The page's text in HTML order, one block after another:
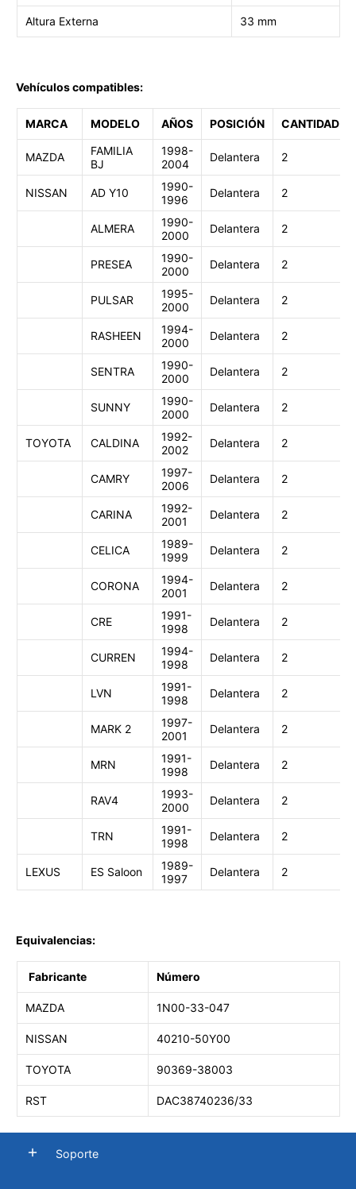
Altura Externa 33 mm
Vehículos compatibles:
MARCA MODELO AÑOS POSICIÓN CANTIDAD
MAZDA
FAMILIA
BJ
1998-
2004
Delantera 2
NISSAN AD Y10 1990-
1996
Delantera 2
ALMERA
1990-
2000
Delantera 2
PRESEA
1990-
2000
Delantera 2
PULSAR
1995-
2000
Delantera 2
RASHEEN
1994-
2000
Delantera 2
SENTRA
1990-
2000
Delantera 2
SUNNY
1990-
2000
Delantera 2
TOYOTA CALDINA
1992-
2002
Delantera 2
CAMRY
1997-
2006
Delantera 2
CARINA
1992-
2001
Delantera 2
CELICA
1989-
1999
Delantera 2
CORONA
1994-
2001
Delantera 2
CRE
1991-
1998
Delantera 2
CURREN
1994-
1998
Delantera 2
LVN
1991-
1998
Delantera 2
MARK 2
1997-
2001
Delantera 2
MRN
1991-
1998
Delantera 2
RAV4
1993-
2000
Delantera 2
TRN
1991-
1998
Delantera 2
LEXUS ES Saloon
1989-
1997
Delantera 2
Equivalencias:
Fabricante Número
MAZDA 1N00-33-047
NISSAN 40210-50Y00
TOYOTA 90369-38003
RST DAC38740236/33
Soporte